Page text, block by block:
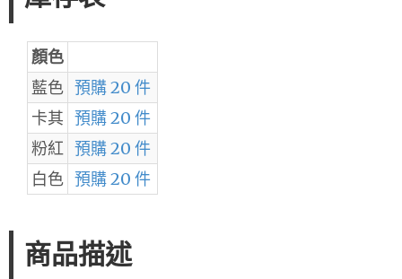
顏色
藍色 預購 20 件
卡其 預購 20 件
粉紅 預購 20 件
白色 預購 20 件
商品描述